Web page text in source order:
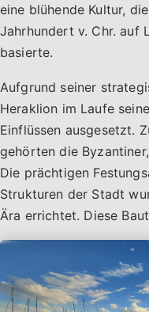
eine blühende Kultur,
Jahrhundert v. Chr. auf
basierte.
Aufgrund seiner
Heraklion im Laufe
Einflüssen ausgesetzt.
gehörten die
Die prächtigen
Strukturen der Stadt
Ära errichtet. Diese